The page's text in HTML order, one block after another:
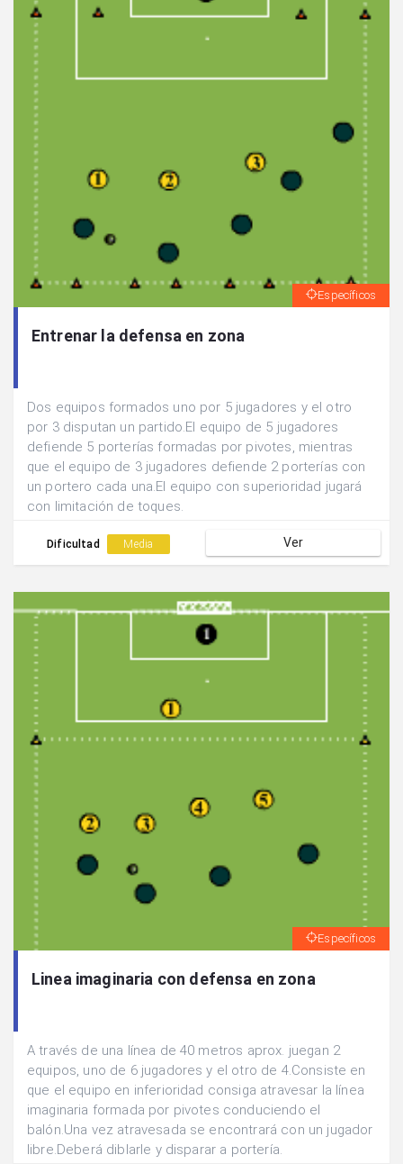
Específicos
Entrenar la defensa en zona
Dos equipos formados uno por 5 jugadores y el otro
por 3 disputan un partido.El equipo de 5 jugadores
defiende 5 porterías formadas por pivotes, mientras
que el equipo de 3 jugadores defiende 2 porterías con
un portero cada una.El equipo con superioridad jugará
con limitación de toques.
Dificultad Media Ver
Específicos
Linea imaginaria con defensa en zona
A través de una línea de 40 metros aprox. juegan 2
equipos, uno de 6 jugadores y el otro de 4.Consiste en
que el equipo en inferioridad consiga atravesar la línea
imaginaria formada por pivotes conduciendo el
balón.Una vez atravesada se encontrará con un jugador
libre.Deberá diblarle y disparar a portería.